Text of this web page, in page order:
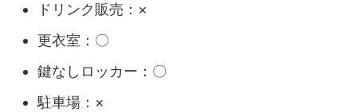
ドリンク販売：×
更衣室：〇
鍵なしロッカー：〇
駐車場：×